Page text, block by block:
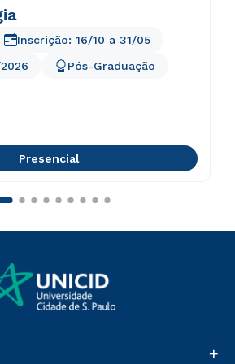
Pós-Graduação
Inscrição: 16/10 a 31/05
Presencial
+